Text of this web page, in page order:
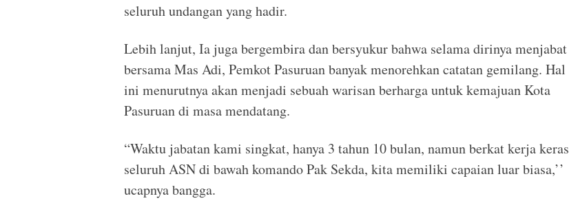
seluruh undangan yang hadir.
Lebih lanjut, Ia juga bergembira dan bersyukur bahwa selama dirinya menjabat
bersama Mas Adi, Pemkot Pasuruan banyak menorehkan catatan gemilang. Hal
ini menurutnya akan menjadi sebuah warisan berharga untuk kemajuan Kota
Pasuruan di masa mendatang.
“Waktu jabatan kami singkat, hanya 3 tahun 10 bulan, namun berkat kerja keras
seluruh ASN di bawah komando Pak Sekda, kita memiliki capaian luar biasa,’’
ucapnya bangga.